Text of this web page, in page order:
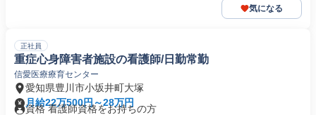
気になる
正社員
重症心身障害者施設の看護師/日勤常勤
信愛医療療育センター
愛知県豊川市小坂井町大塚
月給22万500円～28万円
資格 看護師資格をお持ちの方